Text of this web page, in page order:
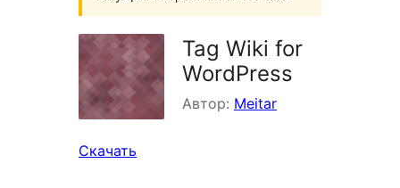
Tag Wiki for
WordPress
Автор: Meitar
Скачать